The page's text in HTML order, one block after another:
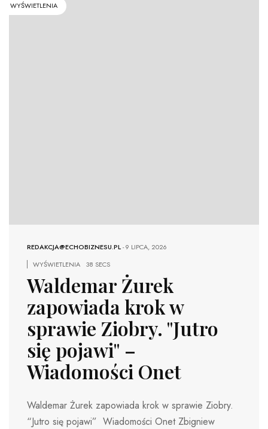
WYŚWIETLENIA
REDAKCJA@ECHOBIZNESU.PL-9 LIPCA, 2026
WYŚWIETLENIA
38 SECS
Waldemar Żurek
zapowiada krok w
sprawie Ziobry. "Jutro
się pojawi" –
Wiadomości Onet
Waldemar Żurek zapowiada krok w sprawie Ziobry.
“Jutro się pojawi” Wiadomości Onet Zbigniew